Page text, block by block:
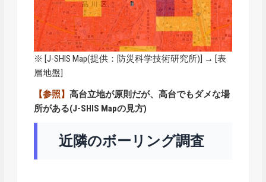
※ [J-SHIS Map(提供：防災科学技術研究所)] → [表
層地盤]
【参照】高台立地が原則だが、高台でもダメな場
所がある(J-SHIS Mapの見方)
近隣のボーリング調査